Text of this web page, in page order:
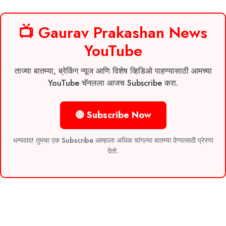
📺 Gaurav Prakashan News
YouTube
ताज्या बातम्या, ब्रेकिंग न्यूज आणि विशेष व्हिडिओ पाहण्यासाठी आमच्या
YouTube चॅनलला आजच Subscribe करा.
🔴 Subscribe Now
धन्यवाद! तुमचा एक Subscribe आम्हाला अधिक चांगल्या बातम्या देण्यासाठी प्रेरणा
देतो.